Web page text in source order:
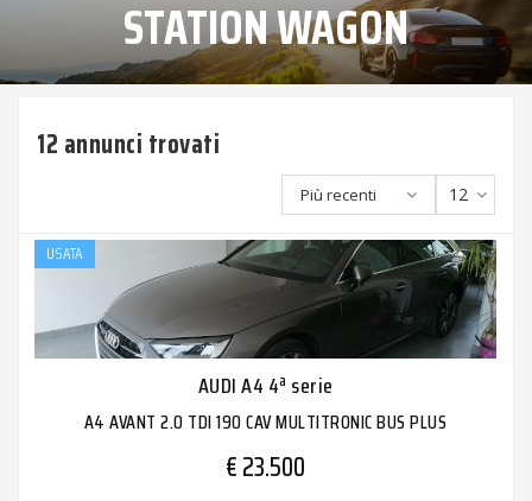
STATION WAGON
12 annunci trovati
12
Più recenti
USATA
AUDI A4 4ª serie
A4 AVANT 2.0 TDI 190 CAV MULTITRONIC BUS PLUS
€ 23.500